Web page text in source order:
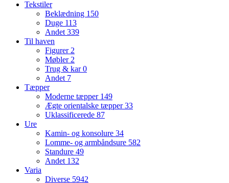
Tekstiler
Beklædning 150
Duge 113
Andet 339
Til haven
Figurer 2
Møbler 2
Trug & kar0
Andet 7
Tæpper
Moderne tæpper 149
Ægte orientalske tæpper33
Uklassificerede 87
Ure
Kamin- og konsolure 34
Lomme- og armbåndsure 582
Standure 49
Andet 132
Varia
Diverse 5942